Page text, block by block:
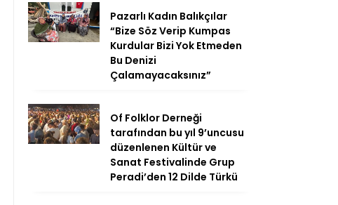
Pazarlı Kadın Balıkçılar
“Bize Söz Verip Kumpas
Kurdular Bizi Yok Etmeden
Bu Denizi
Çalamayacaksınız”
Of Folklor Derneği
tarafından bu yıl 9’uncusu
düzenlenen Kültür ve
Sanat Festivalinde Grup
Peradi’den 12 Dilde Türkü